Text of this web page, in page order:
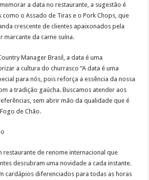
a data no restaurante, a sugestão é
o Assado de Tiras e o Pork Chops, que
crescente de clientes apaixonados pela
marcante da carne suína.
Manager Brasil, a data é uma
a cultura do churrasco “A data é uma
para nós, pois reforça a essência da nossa
a tradição gaúcha. Buscamos atender aos
sem abrir mão da qualidade que é
de Chão.
restaurante de renome internacional que
descubram uma novidade a cada instante.
cardápios diferenciados para todas as horas